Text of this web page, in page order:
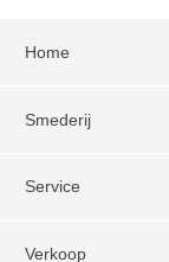
Home
Smederij
Service
Verkoop